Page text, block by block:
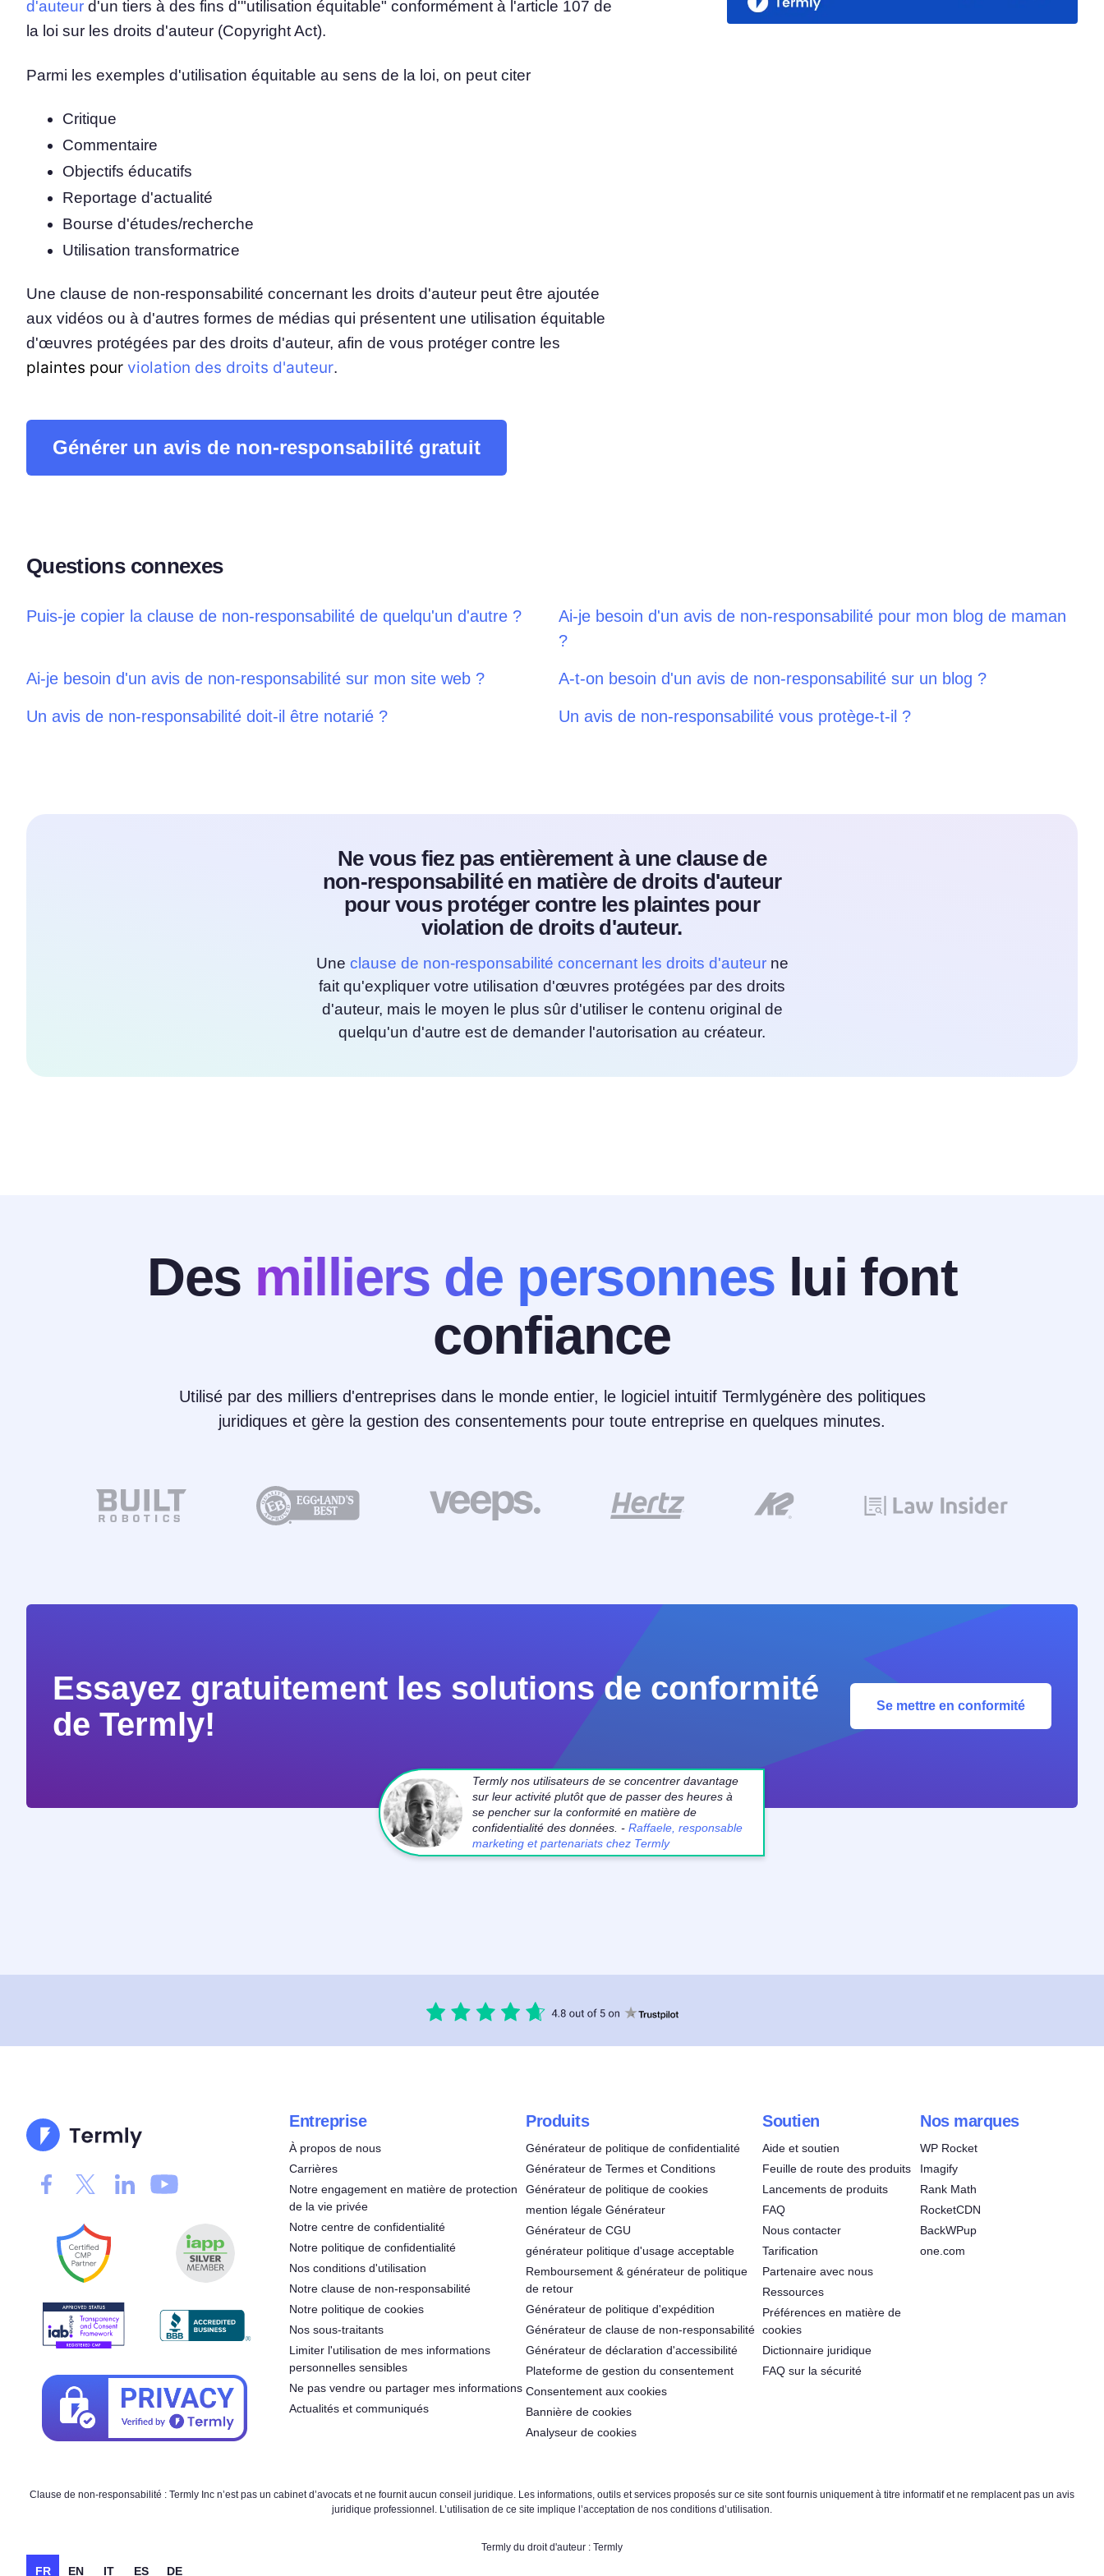
Plateforme de gestion du
Solution tout-en-un de gestion du consentement
en matière de cookies
d'auteur d'un tiers à des fins d'"utilisation équitable" conformément à l'article 107 de
la loi sur les droits d'auteur (Copyright Act).
Parmi les exemples d'utilisation équitable au sens de la loi, on peut citer
Critique
Commentaire
Objectifs éducatifs
Reportage d'actualité
Bourse d'études/recherche
Utilisation transformatrice
Une clause de non-responsabilité concernant les droits d'auteur peut être ajoutée
aux vidéos ou à d'autres formes de médias qui présentent une utilisation équitable
d'œuvres protégées par des droits d'auteur, afin de vous protéger contre les
plaintes pour violation des droits d'auteur.
Générer un avis de non-responsabilité gratuit
Questions connexes
Puis-je copier la clause de non-responsabilité de quelqu'un d'autre ?
Ai-je besoin d'un avis de non-responsabilité pour mon blog de maman
?
Ai-je besoin d'un avis de non-responsabilité sur mon site web ? A-t-on besoin d'un avis de non-responsabilité sur un blog ?
Un avis de non-responsabilité doit-il être notarié ? Un avis de non-responsabilité vous protège-t-il ?
Ne vous fiez pas entièrement à une clause de
non-responsabilité en matière de droits d'auteur
pour vous protéger contre les plaintes pour
violation de droits d'auteur.
Une clause de non-responsabilité concernant les droits d'auteurne
fait qu'expliquer votre utilisation d'œuvres protégées par des droits
d'auteur, mais le moyen le plus sûr d'utiliser le contenu original de
quelqu'un d'autre est de demander l'autorisation au créateur.
Des milliers de personnes lui font
confiance
Utilisé par des milliers d'entreprises dans le monde entier, le logiciel intuitif Termlygénère des politiques
juridiques et gère la gestion des consentements pour toute entreprise en quelques minutes.
Essayez gratuitement les solutions de conformité
de Termly!
Se mettre en conformité
Termly nos utilisateurs de se concentrer davantage
sur leur activité plutôt que de passer des heures à
se pencher sur la conformité en matière de
confidentialité des données. - Raffaele, responsable
marketing et partenariats chez Termly
Entreprise
À propos de nous
Carrières
Notre engagement en matière de protection
de la vie privée
Notre centre de confidentialité
Notre politique de confidentialité
Nos conditions d'utilisation
Notre clause de non-responsabilité
Notre politique de cookies
Nos sous-traitants
Limiter l'utilisation de mes informations
personnelles sensibles
Ne pas vendre ou partager mes informations
Actualités et communiqués
Produits
Générateur de politique de confidentialité
Générateur de Termes et Conditions
Générateur de politique de cookies
mention légale Générateur
Générateur de CGU
générateur politique d'usage acceptable
Remboursement & générateur de politique
de retour
Générateur de politique d'expédition
Générateur de clause de non-responsabilité
Générateur de déclaration d'accessibilité
Plateforme de gestion du consentement
Consentement aux cookies
Bannière de cookies
Analyseur de cookies
Soutien
Aide et soutien
Feuille de route des produits
Lancements de produits
FAQ
Nous contacter
Tarification
Partenaire avec nous
Ressources
Préférences en matière de
cookies
Dictionnaire juridique
FAQ sur la sécurité
Nos marques
WP Rocket
Imagify
Rank Math
RocketCDN
BackWPup
one.com
Clause de non-responsabilité : Termly Inc n’est pas un cabinet d’avocats et ne fournit aucun conseil juridique. Les informations, outils et services proposés sur ce site sont fournis uniquement à titre informatif et ne remplacent pas un avis
juridique professionnel. L’utilisation de ce site implique l’acceptation de nos conditions d’utilisation.
Termly du droit d'auteur : Termly
FR EN IT ES DE